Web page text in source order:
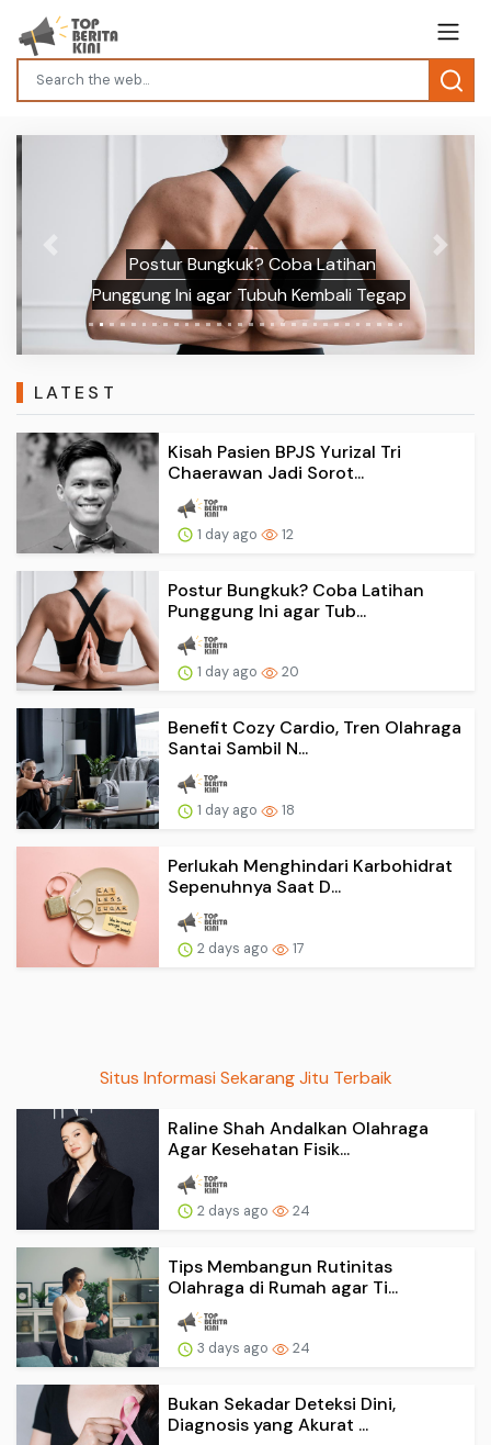
Postur Bungkuk? Coba Latihan
Punggung Ini agar Tubuh Kembali Tegap
Next
LATEST
Kisah Pasien BPJS Yurizal Tri
Chaerawan Jadi Sorot...
1 day ago 12
Postur Bungkuk? Coba Latihan
Punggung Ini agar Tub...
1 day ago 20
Benefit Cozy Cardio, Tren Olahraga
Santai Sambil N...
1 day ago 18
Perlukah Menghindari Karbohidrat
Sepenuhnya Saat D...
2 days ago 17
Situs Informasi Sekarang Jitu Terbaik
Raline Shah Andalkan Olahraga
Agar Kesehatan Fisik...
2 days ago 24
Tips Membangun Rutinitas
Olahraga di Rumah agar Ti...
3 days ago 24
Bukan Sekadar Deteksi Dini,
Diagnosis yang Akurat ...